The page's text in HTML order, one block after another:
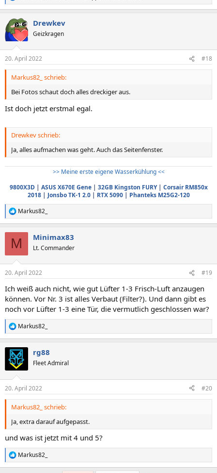
e
k
t
i
e
n
Drewkev
Geizkragen
20. April 2022 #18
Markus82_ schrieb:
Bei Fotos schaut doch alles dreckiger aus.
Ist doch jetzt erstmal egal.
Drewkev schrieb:
Ja, alles aufmachen was geht. Auch das Seitenfenster.
>> Meine erste eigene Wasserkühlung <<
9800X3D| ASUS X670E Gene| 32GB Kingston FURY| Corsair RM850x
2018| Jonsbo TK-1 2.0| RTX 5090| Phanteks M25G2-120
R
e
e
:
Markus82_
M Minimax83
Lt. Commander
20. April 2022 #19
Ich weiß auch nicht, wie gut Lüfter 1-3 Frisch-Luft anzaugen
können. Vor Nr. 3 ist alles Verbaut (Filter?). Und dann gibt es
noch vor Lüfter 1-3 eine Tür, die vermutlich geschlossen war?
R
e
k
t
i
e
n
Markus82_
rg88
Fleet Admiral
20. April 2022 #20
Markus82_ schrieb:
Ja, extra darauf aufgepasst.
und was ist jetzt mit 4 und 5?
R
e
Markus82_